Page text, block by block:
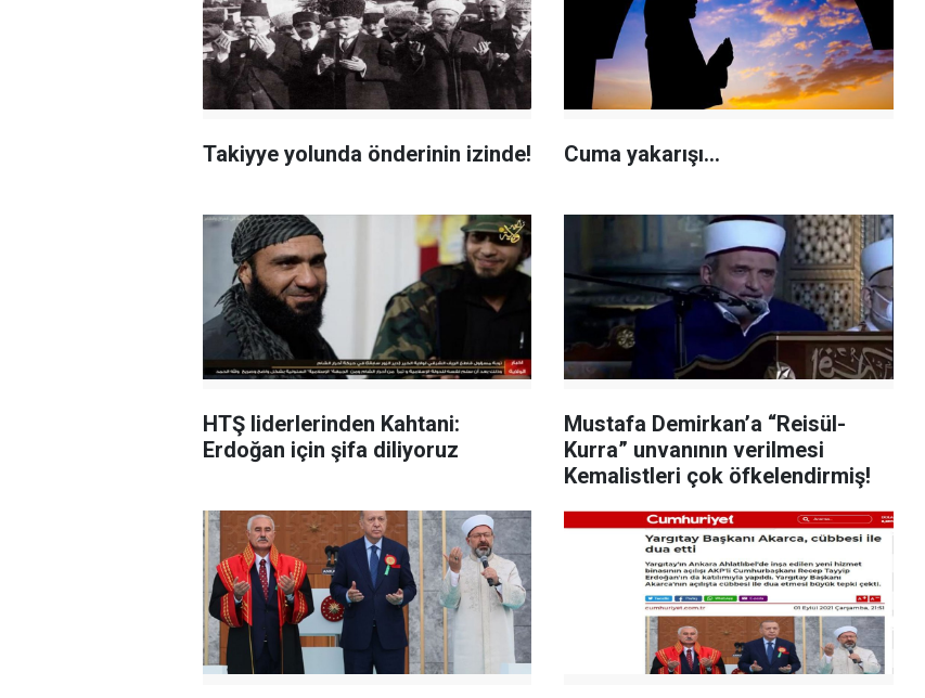
Takiyye yolunda önderinin izinde! Cuma yakarışı...
HTŞ liderlerinden Kahtani:
Erdoğan için şifa diliyoruz
Mustafa Demirkan’a “Reisül-
Kurra” unvanının verilmesi
Kemalistleri çok öfkelendirmiş!